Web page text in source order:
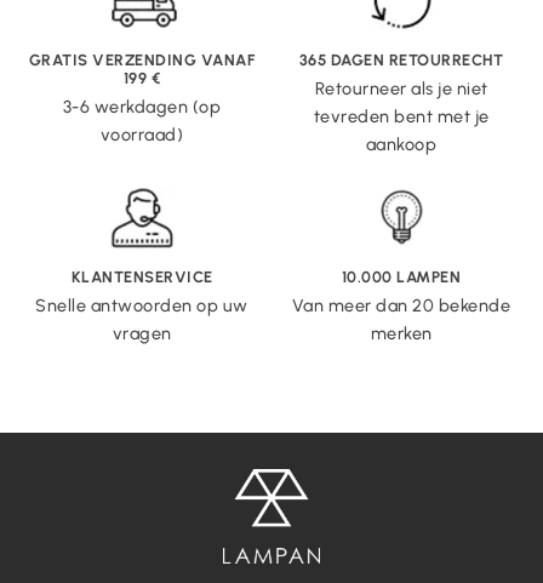
GRATIS VERZENDING VANAF
199 €
3-6 werkdagen (op
voorraad)
365 DAGEN RETOURRECHT
Retourneer als je niet
tevreden bent met je
aankoop
KLANTENSERVICE
Snelle antwoorden op uw
vragen
10.000 LAMPEN
Van meer dan 20 bekende
merken